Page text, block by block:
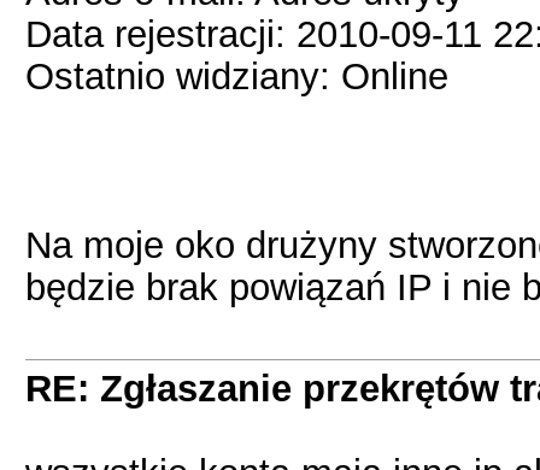
Data rejestracji: 2010-09-11
Ostatnio widziany: Online
Na moje oko drużyny
będzie brak powiązań IP i nie
RE: Zgłaszanie przekrętów